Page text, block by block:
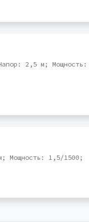
2,5 м; Мощность:
Мощность: 1,5/1500;